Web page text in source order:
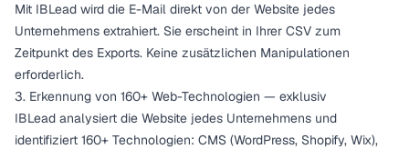
Mit IBLead wird die E-Mail direkt von der Website jedes
Unternehmens extrahiert. Sie erscheint in Ihrer CSV zum
Zeitpunkt des Exports. Keine zusätzlichen Manipulationen
erforderlich.
3. Erkennung von 160+ Web-Technologien — exklusiv
IBLead analysiert die Website jedes Unternehmens und
identifiziert 160+ Technologien: CMS (WordPress, Shopify, Wix),